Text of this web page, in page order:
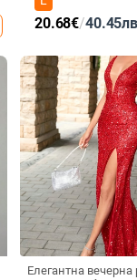
20.68€/40.45лв
Елегантна вечерна